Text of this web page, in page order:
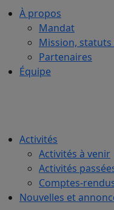
À propos
Mandat
Mission,
Partenaires
Équipe
Activités
Activités à venir
Activités
Comptes-
Nouvelles et